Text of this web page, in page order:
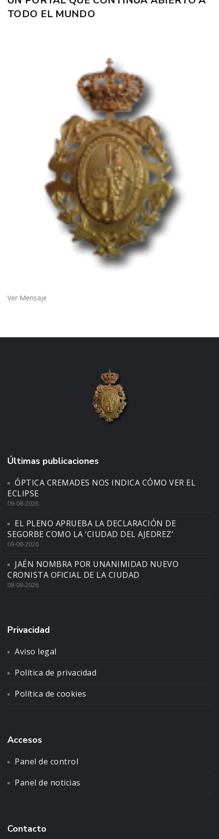
TODO EL MUNDO
Ver Mensaje
Últimas publicaciones
ÓPTICA CREMADES NOS INDICA CÓMO VER EL
ECLIPSE
09-08-2026
EL PLENO APRUEBA LA DECLARACIÓN DE
SEGORBE COMO LA ‘CIUDAD DEL AJEDREZ’
09-08-2026
JAÉN NOMBRA POR UNANIMIDAD NUEVO
CRONISTA OFICIAL DE LA CIUDAD
08-08-2026
Privacidad
Aviso legal
Política de privacidad
Política de cookies
Accesos
Panel de control
Panel de noticias
Contacto